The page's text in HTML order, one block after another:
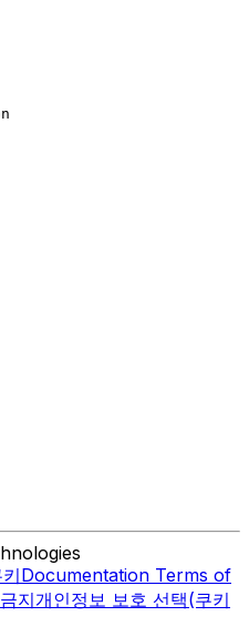
Documentation Terms of
지개인정보 보호 선택(쿠키